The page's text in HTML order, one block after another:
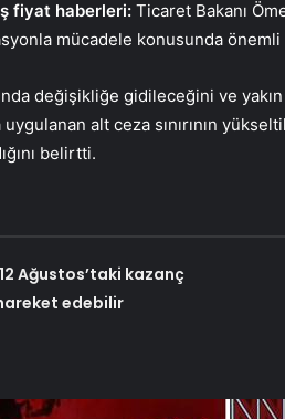
fiyat haberleri: Ticaret Bakanı
mücadele konusunda önemli
değişikliğe gidileceğini ve
alt ceza sınırının
belirtti.
Ağustos’taki kazanç
edebilir